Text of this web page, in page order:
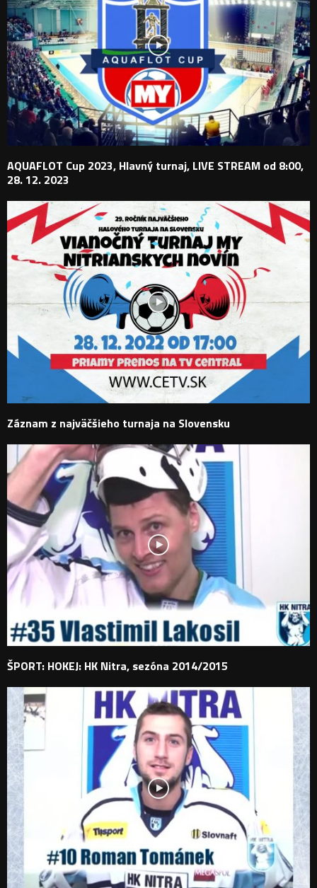
AQUAFLOT Cup 2023, Hlavný turnaj, LIVE STREAM od 8:00,
28. 12. 2023
Záznam z najväčšieho turnaja na Slovensku
ŠPORT: HOKEJ: HK Nitra, sezóna 2014/2015